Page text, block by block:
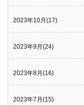
2023年10月(17)
2023年9月(24)
2023年8月(16)
2023年7月(15)